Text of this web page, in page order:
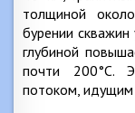
толщиной
бурении
глубиной
почти 200°С.
потоком, идущим